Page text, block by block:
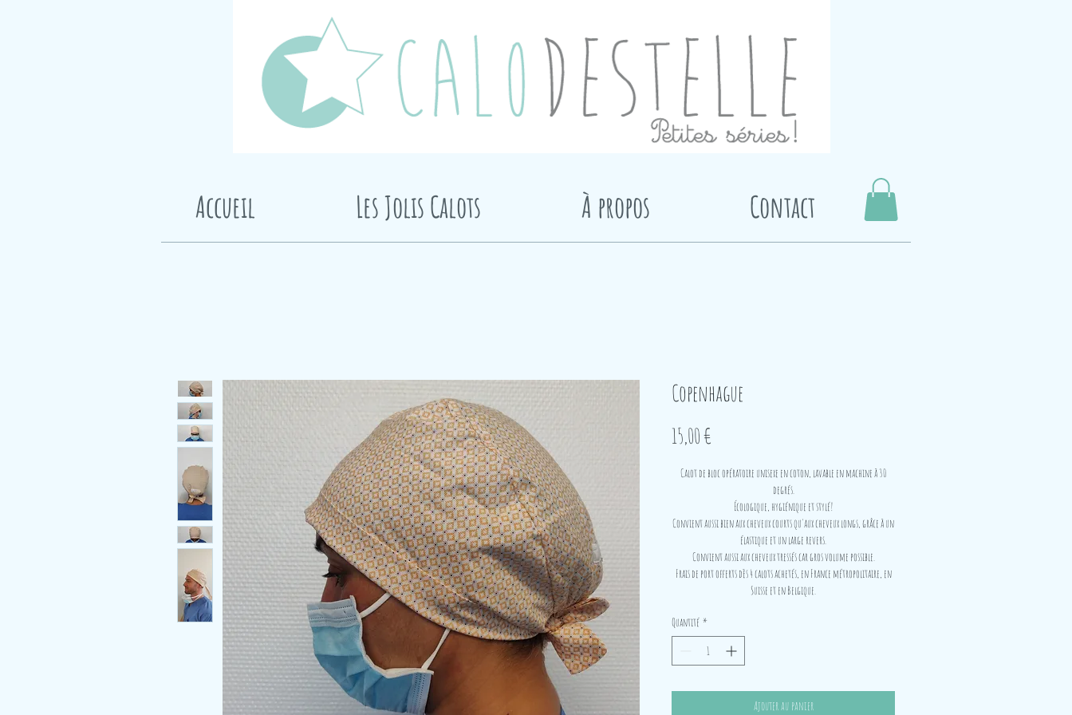
Accueil Les Jolis Calots À propos Contact
Copenhague
15,00 €
Calot de bloc opératoire unisexe en coton, lavable en machine à 30
degrés.
Écologique, hygiénique et stylé!
Convient aussi bien aux cheveux courts qu'aux cheveux longs, grâce à un
élastique et un large revers.
Convient aussi aux cheveux tressés car gros volume possible.
Frais de port offerts dès 4 calots achetés, en France métropolitaire, en
Suisse et en Belgique.
Quantité *
Ajouter au panier